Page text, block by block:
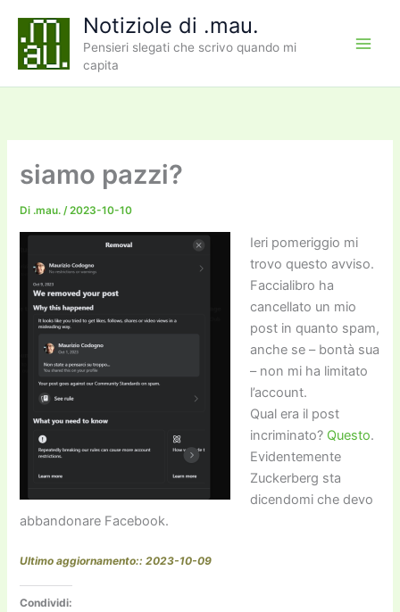
contenuto
Notiziole di .mau.
Pensieri slegati che scrivo quando mi
capita
siamo pazzi?
Di .mau./2023-10-10
Ieri pomeriggio mi
trovo questo avviso.
Faccialibro ha
cancellato un mio
post in quanto spam,
anche se – bontà sua
– non mi ha limitato
l’account.
Qual era il post
incriminato? Questo.
Evidentemente
Zuckerberg sta
dicendomi che devo
abbandonare Facebook.
Ultimo aggiornamento:: 2023-10-09
Condividi: